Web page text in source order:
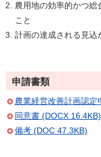
農用地の効率的かつ総
こと
計画の達成される見込
申請書類
農業経営改善計画認定
同意書 (DOCX 16.4KB)
備考 (DOC 47.3KB)